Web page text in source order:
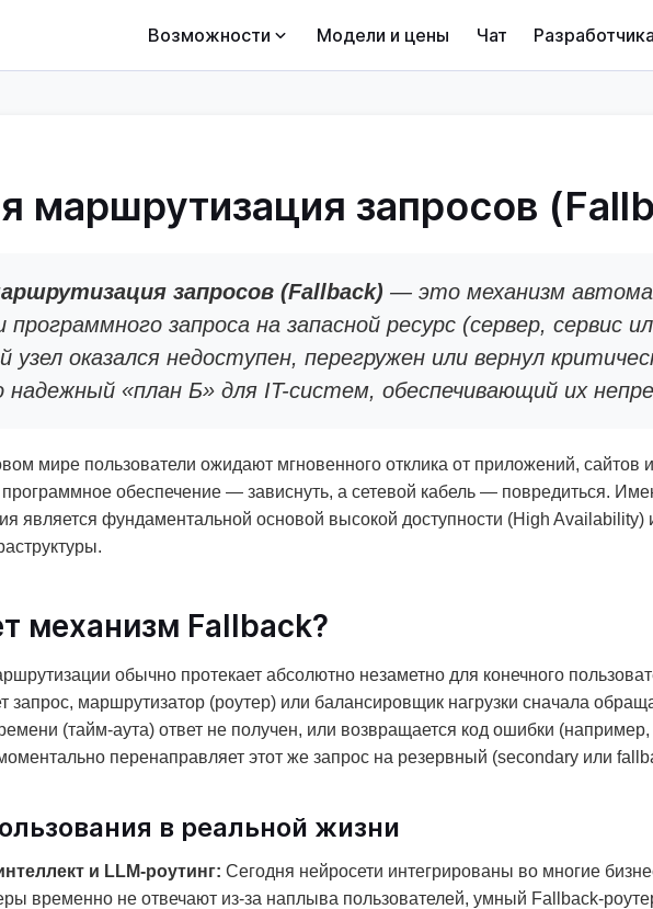
Возможности Модели и цены Чат
маршрутизация запросов
запросов (Fallback) — это механизм
программного запроса на запасной ресурс (сервер, сервис
узел оказался недоступен, перегружен или вернул
надежный «план Б» для IT-систем, обеспечивающий их
мире пользователи ожидают мгновенного отклика от приложений, сайтов
обеспечение — зависнуть, а сетевой кабель — повредиться.
является фундаментальной основой высокой доступности (High Availability)
механизм Fallback?
обычно протекает абсолютно незаметно для конечного
запрос, маршрутизатор (роутер) или балансировщик нагрузки сначала
(тайм-аута) ответ не получен, или возвращается код ошибки
перенаправляет этот же запрос на резервный (secondary или
в реальной жизни
и LLM-роутинг: Сегодня нейросети интегрированы во многие
временно не отвечают из-за наплыва пользователей, умный Fallback-